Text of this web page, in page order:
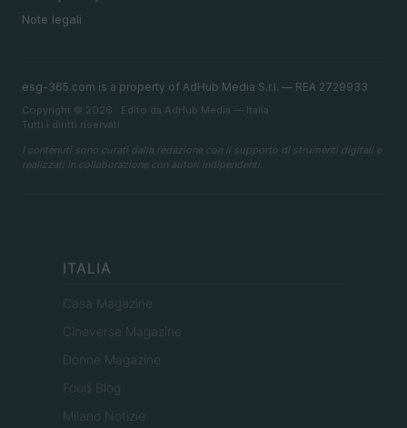
Note legali
esg-365.com is a property of AdHub Media S.r.l. — REA 2729933
Copyright © 2026 · Edito da AdHub Media — Italia
Tutti i diritti riservati
I contenuti sono curati dalla redazione con il supporto di strumenti digitali e
realizzati in collaborazione con autori indipendenti.
ITALIA
Casa Magazine
Cineverse Magazine
Donne Magazine
Food Blog
Milano Notizie